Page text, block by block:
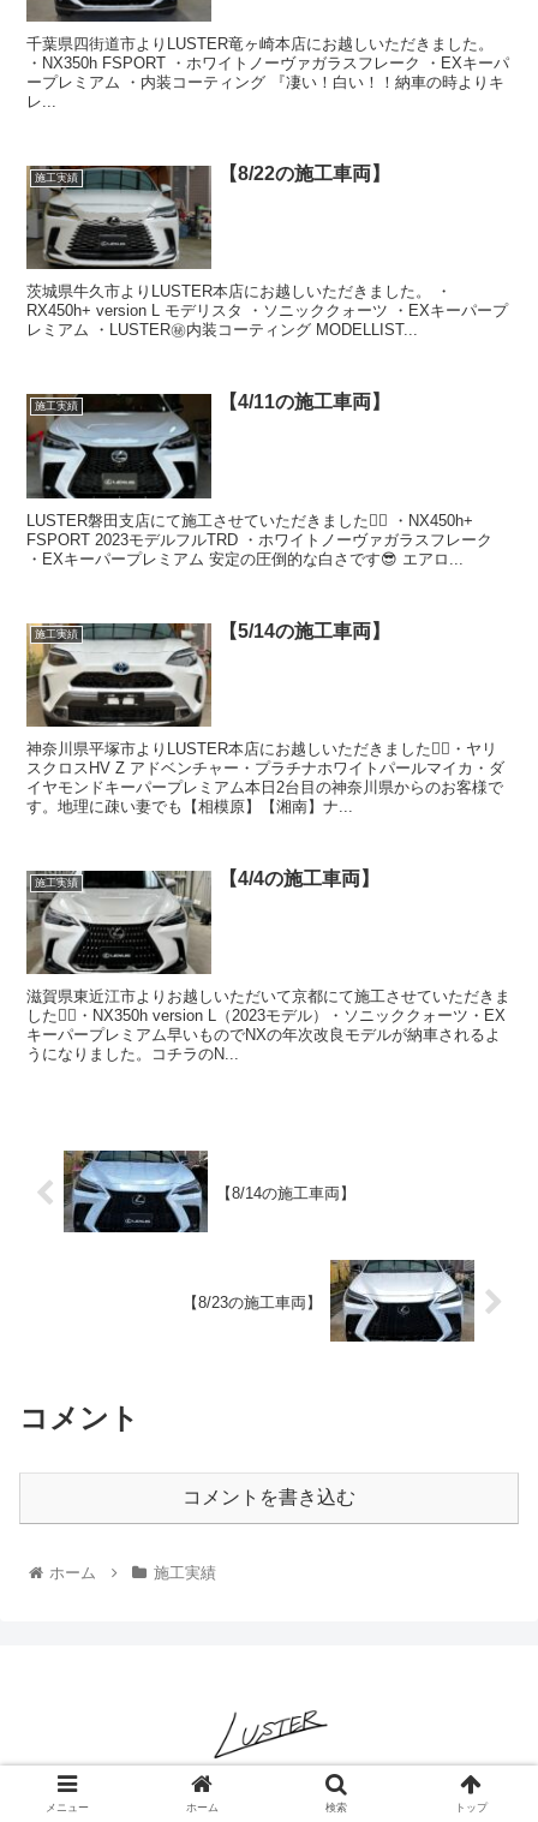
千葉県四街道市よりLUSTER竜ヶ崎本店にお越しいただきました。
・NX350h FSPORT ・ホワイトノーヴァガラスフレーク ・EXキーパ
ープレミアム ・内装コーティング 『凄い！白い！！納車の時よりキ
レ...
施工実績 【8/22の施工車両】
茨城県牛久市よりLUSTER本店にお越しいただきました。 ・
RX450h+ version L モデリスタ ・ソニッククォーツ ・EXキーパープ
レミアム ・LUSTER㊙️内装コーティング MODELLIST...
施工実績 【4/11の施工車両】
LUSTER磐田支店にて施工させていただきました🙇‍♂️ ・NX450h+
FSPORT 2023モデルフルTRD ・ホワイトノーヴァガラスフレーク
・EXキーパープレミアム 安定の圧倒的な白さです😎 エアロ...
施工実績 【5/14の施工車両】
神奈川県平塚市よりLUSTER本店にお越しいただきました🙇‍♂️・ヤリ
スクロスHV Z アドベンチャー・プラチナホワイトパールマイカ・ダ
イヤモンドキーパープレミアム本日2台目の神奈川県からのお客様で
す。地理に疎い妻でも【相模原】【湘南】ナ...
施工実績 【4/4の施工車両】
滋賀県東近江市よりお越しいただいて京都にて施工させていただきま
した🙇‍♂️・NX350h version L（2023モデル）・ソニッククォーツ・EX
キーパープレミアム早いものでNXの年次改良モデルが納車されるよ
うになりました。コチラのN...
【8/14の施工車両】
【8/23の施工車両】
コメント
コメントを書き込む
ホーム 施工実績
© 2022 LUSTER-ヌルテカと純水を極めるコーティング専門店-.
メニュー ホーム 検索 トップ